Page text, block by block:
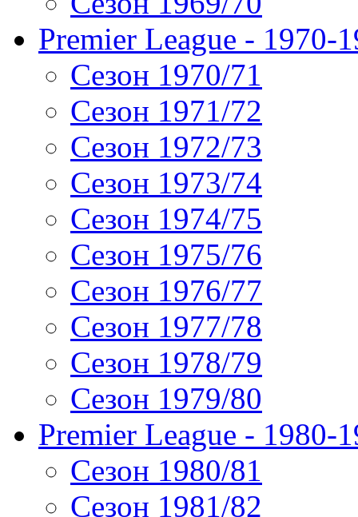
Premier League - 1970-
Сезон 1970/71
Сезон 1971/72
Сезон 1972/73
Сезон 1973/74
Сезон 1974/75
Сезон 1975/76
Сезон 1976/77
Сезон 1977/78
Сезон 1978/79
Сезон 1979/80
Premier League - 1980-
Сезон 1980/81
Сезон 1981/82